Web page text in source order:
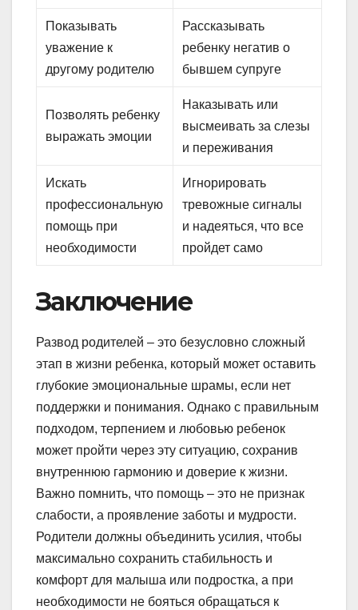
Показывать
уважение к
другому родителю
Рассказывать
ребенку негатив о
бывшем супруге
Позволять ребенку
выражать эмоции
Наказывать или
высмеивать за слезы
и переживания
Искать
профессиональную
помощь при
необходимости
Игнорировать
тревожные сигналы
и надеяться, что все
пройдет само
Заключение
Развод родителей – это безусловно сложный
этап в жизни ребенка, который может оставить
глубокие эмоциональные шрамы, если нет
поддержки и понимания. Однако с правильным
подходом, терпением и любовью ребенок
может пройти через эту ситуацию, сохранив
внутреннюю гармонию и доверие к жизни.
Важно помнить, что помощь – это не признак
слабости, а проявление заботы и мудрости.
Родители должны объединить усилия, чтобы
максимально сохранить стабильность и
комфорт для малыша или подростка, а при
необходимости не бояться обращаться к